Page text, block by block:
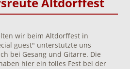
wir beim Altdorffest in
guest" unterstützte uns
bei Gesang und Gitarre. Die
hier ein tolles Fest bei der